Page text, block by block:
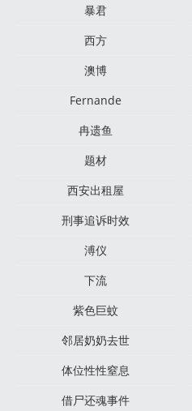
暴君
西方
澳博
Fernande
冉遗鱼
题材
西安出租屋
刑事追诉时效
溥仪
下流
紫色巨蚊
邻居奶奶去世
体位性性窒息
借尸还魂事件